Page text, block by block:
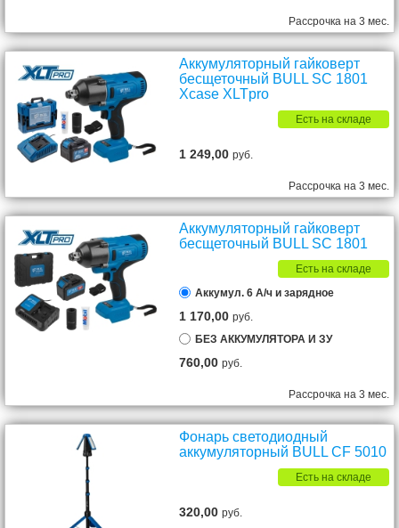
Рассрочка на 3 мес.
Аккумуляторный гайковерт
бесщеточный BULL SC 1801
Xcase XLTpro
Есть на складе
1 249,00руб.
Рассрочка на 3 мес.
Аккумуляторный гайковерт
бесщеточный BULL SC 1801
Есть на складе
Аккумул. 6 А/ч и зарядное
1 170,00руб.
БЕЗ АККУМУЛЯТОРА И ЗУ
760,00руб.
Рассрочка на 3 мес.
Фонарь светодиодный
аккумуляторный BULL CF 5010
Есть на складе
320,00руб.